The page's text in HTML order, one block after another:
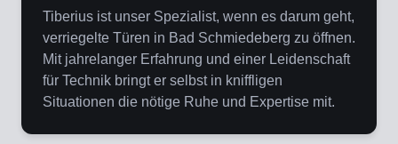
Tiberius ist unser Spezialist, wenn es darum geht,
verriegelte Türen in Bad Schmiedeberg zu öffnen.
Mit jahrelanger Erfahrung und einer Leidenschaft
für Technik bringt er selbst in kniffligen
Situationen die nötige Ruhe und Expertise mit.